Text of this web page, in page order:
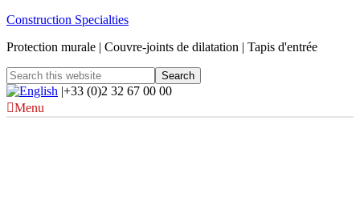
Construction Specialties
Protection murale | Couvre-joints de dilatation | Tapis d'entrée
|+33 (0)2 32 67 00 00
Menu